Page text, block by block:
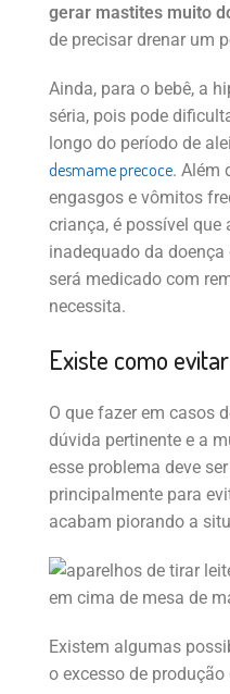
gerar mastites muito
de precisar drenar um
Ainda, para o bebê, a
séria, pois pode
longo do período de
desmame precoce. Além
engasgos e vômitos
criança, é possível
inadequado da doença
será medicado com
necessita.
Existe como
O que fazer em casos
dúvida pertinente e a
esse problema deve
principalmente para
acabam piorando a
Existem algumas
o excesso de